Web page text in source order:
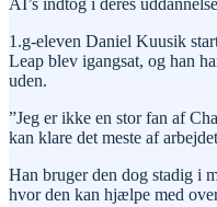
1.g-eleven Daniel Kuusik
Leap blev igangsat, og han
uden.
”Jeg er ikke en stor fan af
kan klare det meste af
Han bruger den dog stadig i
hvor den kan hjælpe med